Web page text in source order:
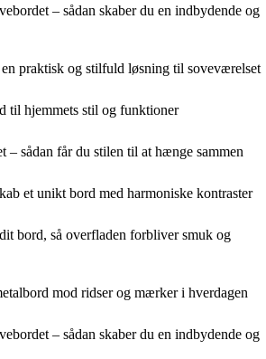
– sådan skaber du en indbydende og
praktisk og stilfuld løsning til soveværelset
til hjemmets stil og funktioner
– sådan får du stilen til at hænge sammen
et unikt bord med harmoniske kontraster
bord, så overfladen forbliver smuk og
mod ridser og mærker i hverdagen
– sådan skaber du en indbydende og